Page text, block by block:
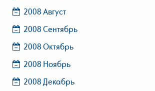
2008 Август
2008 Сентябрь
2008 Октябрь
2008 Ноябрь
2008 Декабрь